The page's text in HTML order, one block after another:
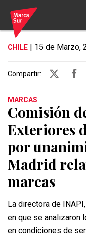
CHILE | 15 de Marzo,
Compartir:
MARCAS
Comisión
Exteriores
por
Madrid
marcas
La directora de
en que se analizaron
en condiciones de